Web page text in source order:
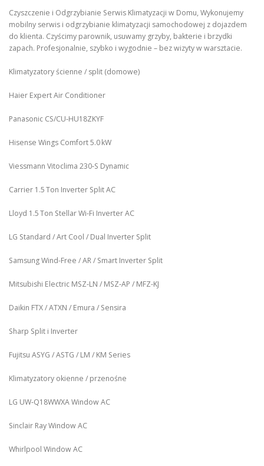
Czyszczenie i Odgrzybianie Serwis Klimatyzacji w Domu, Wykonujemy
mobilny serwis i odgrzybianie klimatyzacji samochodowej z dojazdem
do klienta. Czyścimy parownik, usuwamy grzyby, bakterie i brzydki
zapach. Profesjonalnie, szybko i wygodnie – bez wizyty w warsztacie.
Klimatyzatory ścienne / split (domowe)
Haier Expert Air Conditioner
Panasonic CS/CU‑HU18ZKYF
Hisense Wings Comfort 5.0 kW
Viessmann Vitoclima 230‑S Dynamic
Carrier 1.5 Ton Inverter Split AC
Lloyd 1.5 Ton Stellar Wi‑Fi Inverter AC
LG Standard / Art Cool / Dual Inverter Split
Samsung Wind-Free / AR / Smart Inverter Split
Mitsubishi Electric MSZ‑LN / MSZ‑AP / MFZ-KJ
Daikin FTX / ATXN / Emura / Sensira
Sharp Split i Inverter
Fujitsu ASYG / ASTG / LM / KM Series
Klimatyzatory okienne / przenośne
LG UW‑Q18WWXA Window AC
Sinclair Ray Window AC
Whirlpool Window AC